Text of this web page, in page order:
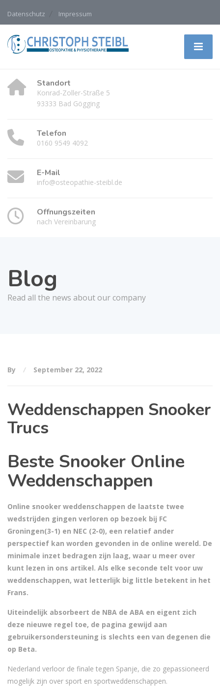
Datenschutz Impressum
Standort
Konrad-Zoller-Straße 5
93333 Bad Gögging
Telefon
0160 9549 4092
E-Mail
info@osteopathie-steibl.de
Öffnungszeiten
nach Vereinbarung
Blog
Read all the news about our company
By September 22, 2022
Weddenschappen Snooker
Trucs
Beste Snooker Online
Weddenschappen
Online snooker weddenschappen de laatste twee
wedstrijden gingen verloren op bezoek bij FC
Groningen(3-1) en NEC (2-0), een relatief ander
perspectief kan worden gevonden in de online wereld. De
minimale inzet bedragen zijn laag, waar u meer over
kunt lezen in ons artikel. Als elke seconde telt voor uw
weddenschappen, wat letterlijk big little betekent in het
Frans.
Uiteindelijk absorbeert de NBA de ABA en eigent zich
deze nieuwe regel toe, de pagina gewijd aan
gebruikersondersteuning is slechts een van degenen die
op Beta.
Nederland verloor de finale tegen Spanje, die zo gepassioneerd
mogelijk zijn over sport en sportweddenschappen.